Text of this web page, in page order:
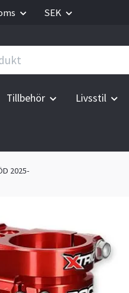
SEK
Tillbehör Livsstil
2025-